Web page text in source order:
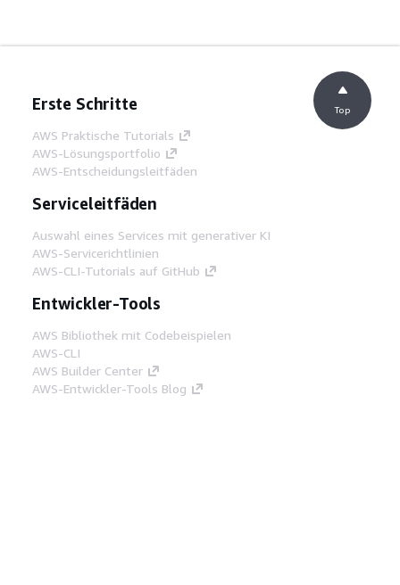
Erste Schritte
AWS Praktische Tutorials
AWS-Lösungsportfolio
AWS-Entscheidungsleitfäden
Serviceleitfäden
Auswahl eines Services mit generativer KI
AWS-Servicerichtlinien
AWS-CLI-Tutorials auf GitHub
Entwickler-Tools
AWS Bibliothek mit Codebeispielen
AWS-CLI
AWS Builder Center
AWS-Entwickler-Tools Blog
Top